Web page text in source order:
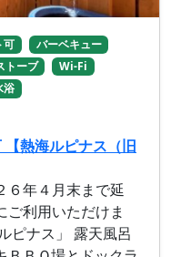
可
バーベキュー
トーブ
Wi-Fi
浴
熱海ルピナス（旧
６年４月末まで延
利用いただけま
ピナス」 露天風呂